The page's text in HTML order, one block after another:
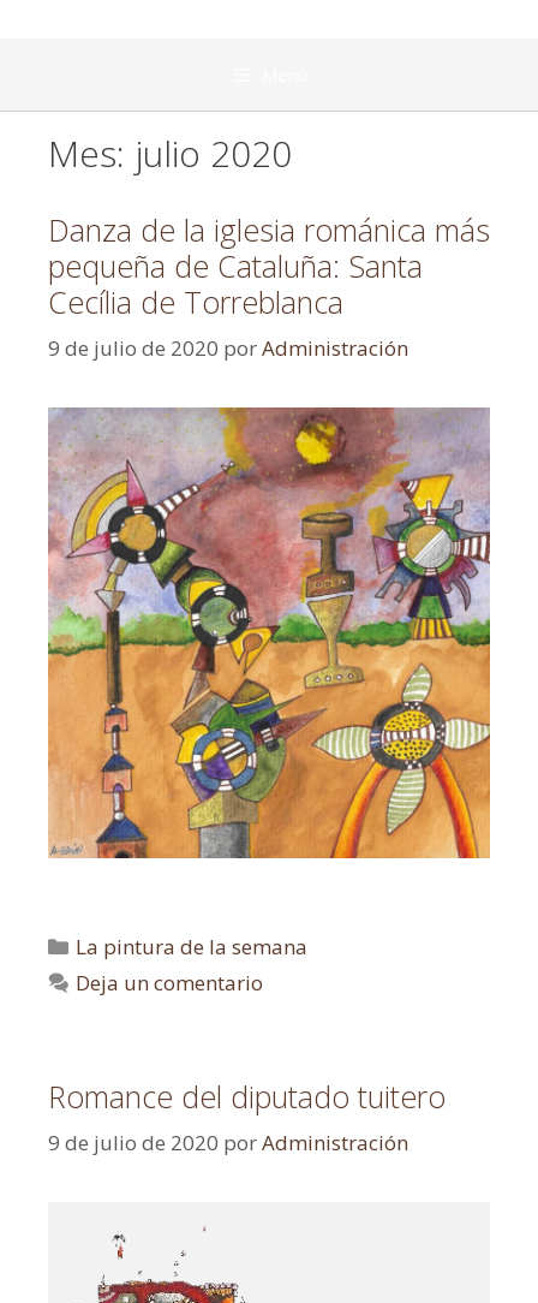
Mes: julio 2020
Danza de la iglesia románica más
pequeña de Cataluña: Santa
Cecília de Torreblanca
9 de julio de 2020 porAdministración
La pintura de la semana
Deja un comentario
Romance del diputado tuitero
9 de julio de 2020 porAdministración